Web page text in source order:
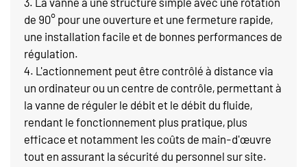
de 90° pour une ouverture et une fermeture rapide,
une installation facile et de bonnes performances de
régulation.
4. L'actionnement peut être contrôlé à distance via
un ordinateur ou un centre de contrôle, permettant à
la vanne de réguler le débit et le débit du fluide,
rendant le fonctionnement plus pratique, plus
efficace et notamment les coûts de main-d'œuvre
tout en assurant la sécurité du personnel sur site.